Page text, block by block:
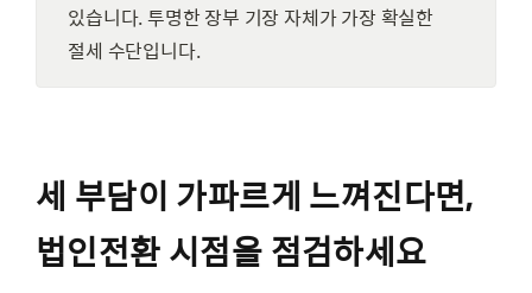
있습니다. 투명한 장부 기장 자체가 가장 확실한
절세 수단입니다.
세 부담이 가파르게 느껴진다면,
법인전환 시점을 점검하세요